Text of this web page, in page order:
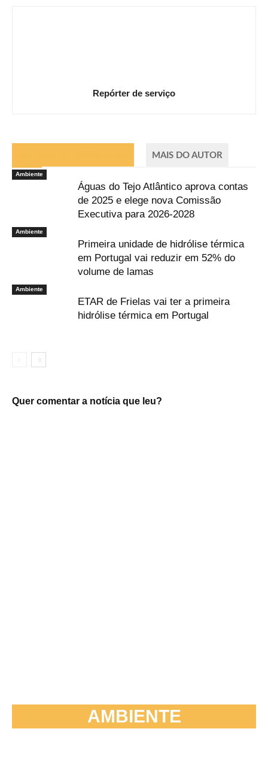
Repórter de serviço
MAIS DO AUTOR
Ambiente
Águas do Tejo Atlântico aprova contas
de 2025 e elege nova Comissão
Executiva para 2026-2028
Ambiente
Primeira unidade de hidrólise térmica
em Portugal vai reduzir em 52% do
volume de lamas
Ambiente
ETAR de Frielas vai ter a primeira
hidrólise térmica em Portugal
Quer comentar a notícia que leu?
AMBIENTE